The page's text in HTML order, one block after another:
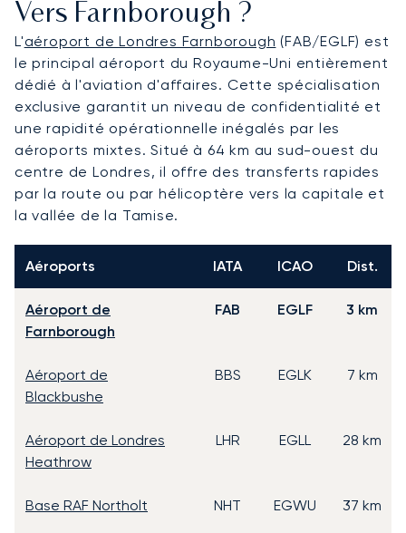
Vers Farnborough ?
L'aéroport de Londres Farnborough (FAB/EGLF) est
le principal aéroport du Royaume-Uni entièrement
dédié à l'aviation d'affaires. Cette spécialisation
exclusive garantit un niveau de confidentialité et
une rapidité opérationnelle inégalés par les
aéroports mixtes. Situé à 64 km au sud-ouest du
centre de Londres, il offre des transferts rapides
par la route ou par hélicoptère vers la capitale et
la vallée de la Tamise.
Aéroports IATA ICAO Dist.
Aéroport de
Farnborough
FAB EGLF 3 km
Aéroport de
Blackbushe
BBS EGLK 7 km
Aéroport de Londres
Heathrow
LHR EGLL 28 km
Base RAF Northolt NHT EGWU 37 km